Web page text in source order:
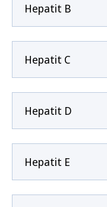
Hepatit B
Hepatit C
Hepatit D
Hepatit E